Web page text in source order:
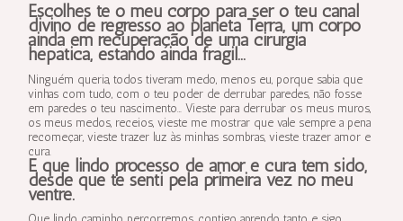
Escolhes te o meu corpo para ser o teu canal
divino de regresso ao planeta Terra, um corpo
ainda em recuperação de uma cirurgia
hepática, estando ainda frágil…
Ninguém queria, todos tiveram medo, menos eu, porque sabia que
vinhas com tudo, com o teu poder de derrubar paredes, não fosse
em paredes o teu nascimento… Vieste para derrubar os meus muros,
os meus medos, receios, vieste me mostrar que vale sempre a pena
recomeçar, vieste trazer luz às minhas sombras, vieste trazer amor e
cura.
E que lindo processo de amor e cura tem sido,
desde que te senti pela primeira vez no meu
ventre.